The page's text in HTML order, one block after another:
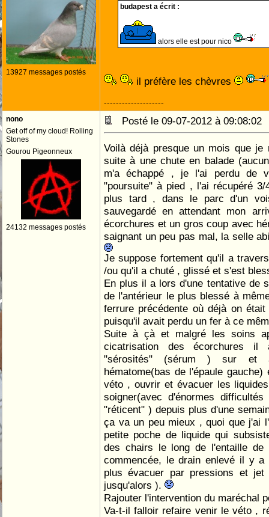
13927 messages postés
budapest a écrit :
alors elle est pour nico
il préfère les chèvres
--------------------
nono
Get off of my cloud! Rolling
Stones
Gourou Pigeonneux
24132 messages postés
Posté le 09-07-2012 à
Voilà déjà presque un mois que
suite à une chute en balade
m'a échappé , je l'ai perdu de
"poursuite" à pied , l'ai récupéré
plus tard , dans le parc d'un
sauvegardé en attendant mon
écorchures et un gros coup avec
saignant un peu pas mal, la selle
Je suppose fortement qu'il a
/ou qu'il a chuté , glissé et s'est
En plus il a lors d'une tentative de
de l'antérieur le plus blessé à
ferrure précédente où déjà on
puisqu'il avait perdu un fer à ce
Suite à çà et malgré les soins
cicatrisation des écorchures
"sérosités" (sérum ) sur et
hématome(bas de l'épaule
véto , ouvrir et évacuer les
soigner(avec d'énormes
"réticent" ) depuis plus d'une
ça va un peu mieux , quoi que j'ai
petite poche de liquide qui
des chairs le long de l'entaille de
commencée, le drain enlevé il y a
plus évacuer par pressions et
jusqu'alors ).
Rajouter l'intervention du maréchal
Va-t-il falloir refaire venir le véto ,